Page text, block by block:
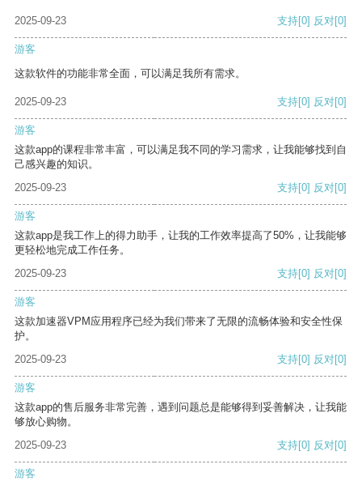
2025-09-23 支持[0] 反对[0]
游客
这款软件的功能非常全面，可以满足我所有需求。
2025-09-23 支持[0] 反对[0]
游客
这款app的课程非常丰富，可以满足我不同的学习需求，让我能够找到自
己感兴趣的知识。
2025-09-23
支持[0] 反对[0]
游客
这款app是我工作上的得力助手，让我的工作效率提高了50%，让我能够
更轻松地完成工作任务。
2025-09-23
支持[0] 反对[0]
游客
这款加速器VPM应用程序已经为我们带来了无限的流畅体验和安全性保
护。
2025-09-23
支持[0] 反对[0]
游客
这款app的售后服务非常完善，遇到问题总是能够得到妥善解决，让我能
够放心购物。
2025-09-23
支持[0] 反对[0]
游客